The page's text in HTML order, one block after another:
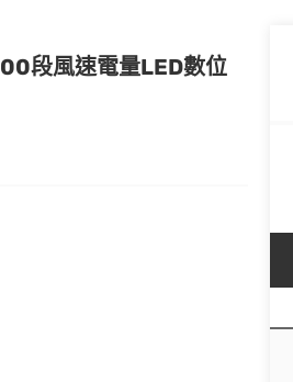
段風速電量LED數位